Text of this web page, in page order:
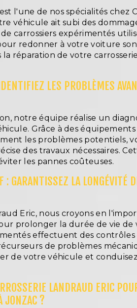
l'une de nos spécialités chez
véhicule ait subi des
carrossiers expérimentés
redonner à votre voiture
la réparation de votre
LES PROBLÈMES
notre équipe réalise un
Grâce à des
les problèmes potentiels,
des travaux nécessaires.
les pannes coûteuses.
GARANTISSEZ LA LONGÉVITÉ
Eric, nous croyons en
prolonger la durée de vie de
effectuent des contrôles
de problèmes
de votre véhicule et
LANDRAUD ERIC
JONZAC ?